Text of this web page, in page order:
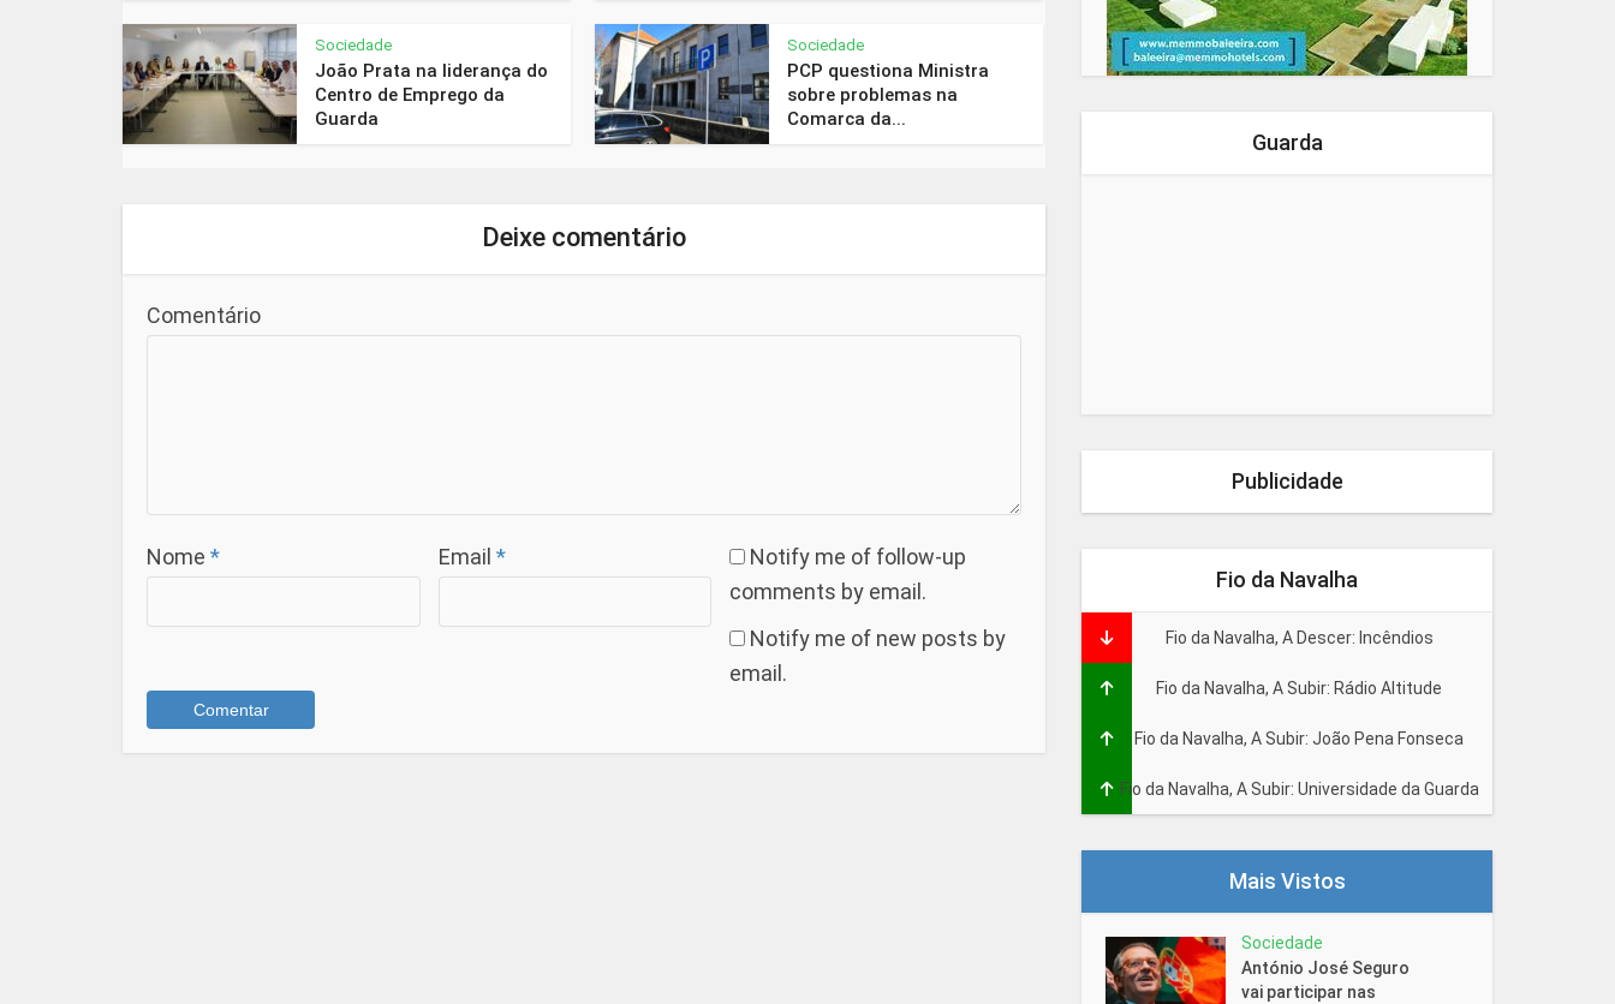
Sociedade
João Prata na liderança do
Centro de Emprego da
Guarda
Sociedade
PCP questiona Ministra
sobre problemas na
Comarca da...
Deixe comentário
Comentário
Nome * Email *
Notify me of follow-up
comments by email.
Notify me of new posts by
email.
Guarda
Publicidade
Fio da Navalha
Fio da Navalha, A Descer: Incêndios
Fio da Navalha, A Subir: Rádio Altitude
Fio da Navalha, A Subir: João Pena Fonseca
Fio da Navalha, A Subir: Universidade da Guarda
Mais Vistos
Sociedade
António José Seguro
vai participar nas